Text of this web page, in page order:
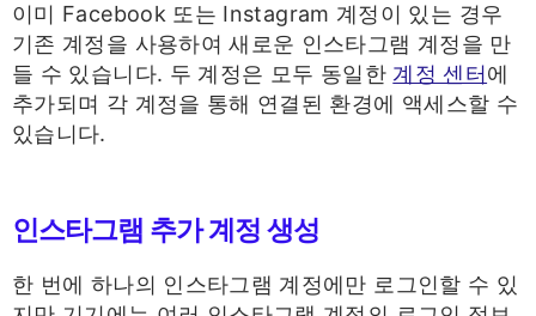
이미 Facebook 또는 Instagram 계정이 있는 경우
기존 계정을 사용하여 새로운 인스타그램 계정을 만
들 수 있습니다. 두 계정은 모두 동일한계정 센터에
추가되며 각 계정을 통해 연결된 환경에 액세스할 수
있습니다.
인스타그램 추가 계정 생성
한 번에 하나의 인스타그램 계정에만 로그인할 수 있